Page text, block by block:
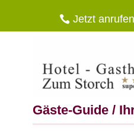
Jetzt
Gäste-Guide /